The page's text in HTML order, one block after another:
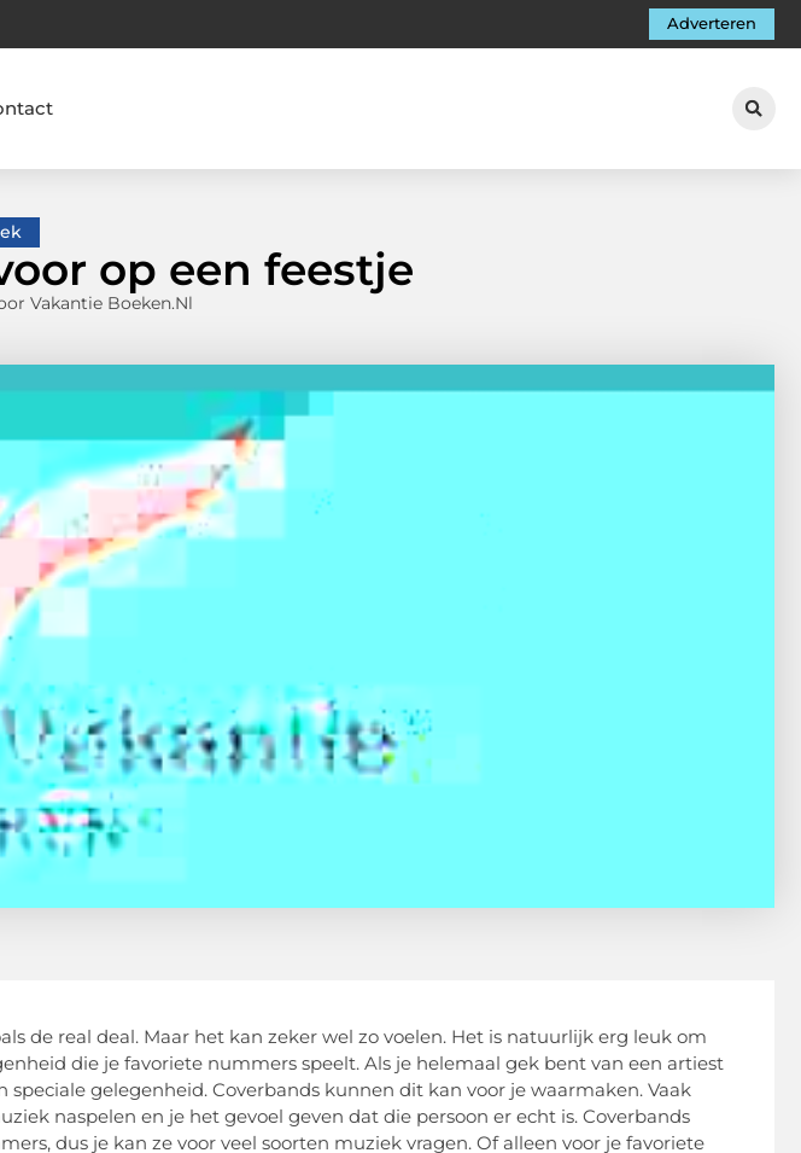
Adverteren
op een feestje
Vakantie Boeken.nl
de real deal. Maar het kan zeker wel zo voelen. Het is natuurlijk erg leuk om
die je favoriete nummers speelt. Als je helemaal gek bent van een artiest
gelegenheid. Coverbands kunnen dit kan voor je waarmaken. Vaak
naspelen en je het gevoel geven dat die persoon er echt is. Coverbands
dus je kan ze voor veel soorten muziek vragen. Of alleen voor je favoriete